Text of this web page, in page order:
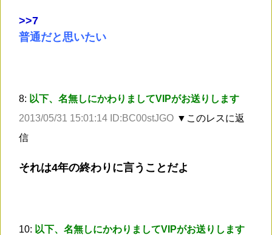
>>7
普通だと思いたい
8: 以下、名無しにかわりましてVIPがお送りします
2013/05/31 15:01:14 ID:BC00stJGO ▼このレスに返
信
それは4年の終わりに言うことだよ
10: 以下、名無しにかわりましてVIPがお送りします